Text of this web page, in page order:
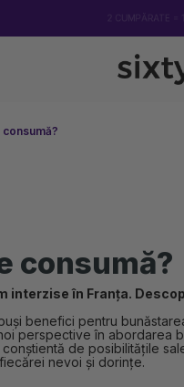
2 CUMPĂRATE
consumă?
interzise în Franța.
benefici pentru
perspective în abordarea
de posibilitățile
nevoi și dorințe.